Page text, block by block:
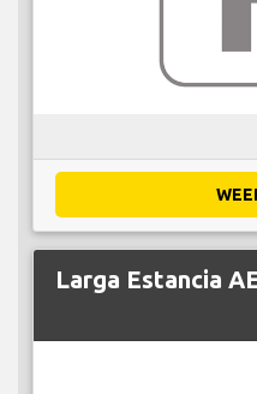
Larga Estancia